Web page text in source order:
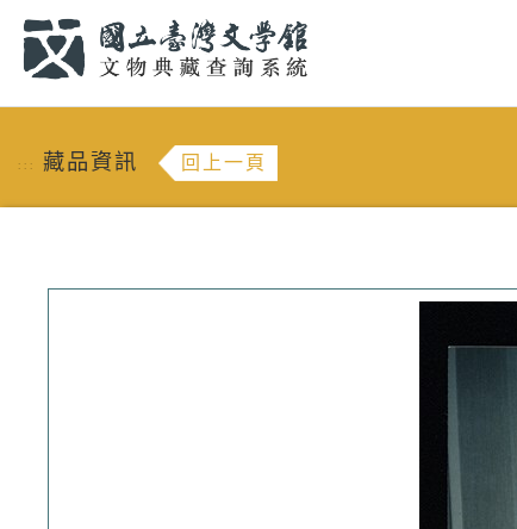
::: 藏品資訊 回上一頁